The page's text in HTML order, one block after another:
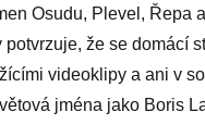
Osudu, Plevel, Řepa
že se domácí
videoklipy a ani v
jména jako Boris